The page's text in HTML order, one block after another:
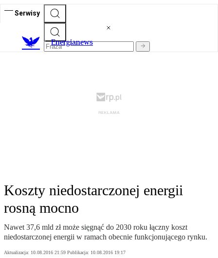
Serwisy
Energianews
Koszty niedostarczonej energii
rosną mocno
Nawet 37,6 mld zł może sięgnąć do 2030 roku łączny koszt
niedostarczonej energii w ramach obecnie funkcjonującego rynku.
Aktualizacja: 10.08.2016 21:59 Publikacja: 10.08.2016 19:17